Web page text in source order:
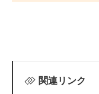
関連リンク